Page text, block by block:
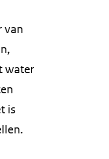
van
water
is